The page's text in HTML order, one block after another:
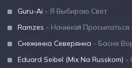
Guru-Ai - Я Выбираю Свет
Ramzes - Начинай
Снежинка Северянка - Басня
Eduard Seibel (Mix Na Russkom) -